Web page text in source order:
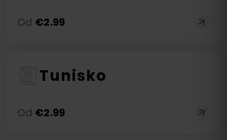
Od €2.99
Tunisko
Od €2.99